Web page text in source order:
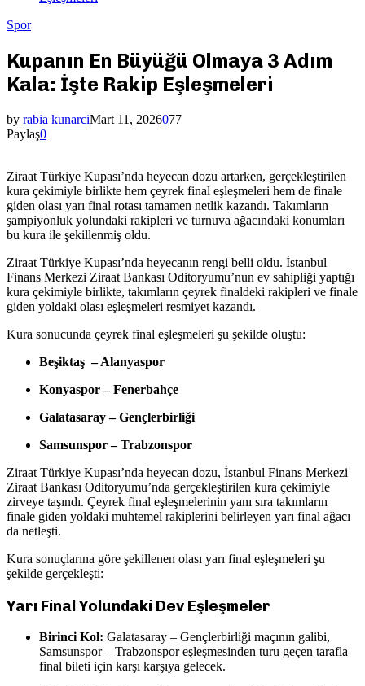
Spor
Kupanın En Büyüğü Olmaya 3 Adım
Kala: İşte Rakip Eşleşmeleri
by rabia kunarciMart 11, 2026077
Paylaş0
Ziraat Türkiye Kupası’nda heyecan dozu artarken, gerçekleştirilen
kura çekimiyle birlikte hem çeyrek final eşleşmeleri hem de finale
giden olası yarı final rotası tamamen netlik kazandı. Takımların
şampiyonluk yolundaki rakipleri ve turnuva ağacındaki konumları
bu kura ile şekillenmiş oldu.
Ziraat Türkiye Kupası’nda heyecanın rengi belli oldu. İstanbul
Finans Merkezi Ziraat Bankası Oditoryumu’nun ev sahipliği yaptığı
kura çekimiyle birlikte, takımların çeyrek finaldeki rakipleri ve finale
giden yoldaki olası eşleşmeleri resmiyet kazandı.
Kura sonucunda çeyrek final eşleşmeleri şu şekilde oluştu:
Beşiktaş – Alanyaspor
Konyaspor – Fenerbahçe
Galatasaray – Gençlerbirliği
Samsunspor – Trabzonspor
Ziraat Türkiye Kupası’nda heyecan dozu, İstanbul Finans Merkezi
Ziraat Bankası Oditoryumu’nda gerçekleştirilen kura çekimiyle
zirveye taşındı. Çeyrek final eşleşmelerinin yanı sıra takımların
finale giden yoldaki muhtemel rakiplerini belirleyen yarı final ağacı
da netleşti.
Kura sonuçlarına göre şekillenen olası yarı final eşleşmeleri şu
şekilde gerçekleşti:
Yarı Final Yolundaki Dev Eşleşmeler
Birinci Kol: Galatasaray – Gençlerbirliği maçının galibi,
Samsunspor – Trabzonspor eşleşmesinden turu geçen tarafla
final bileti için karşı karşıya gelecek.